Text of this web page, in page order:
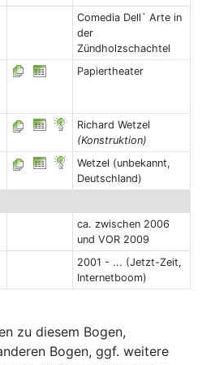
Comedia Dell` Arte in
der
Zündholzschachtel
Papiertheater
Richard Wetzel
(Konstruktion)
Wetzel (unbekannt,
Deutschland)
ca. zwischen 2006
und VOR 2009
2001 - ... (Jetzt-Zeit,
Internetboom)
zu diesem Bogen,
Bogen, ggf. weitere